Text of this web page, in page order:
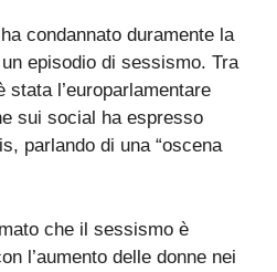
condannato duramente la
episodio di sessismo. Tra
stata l’europarlamentare
sui social ha espresso
parlando di una “oscena
che il sessismo è
l’aumento delle donne nei